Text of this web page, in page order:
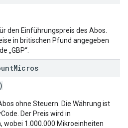
den Einführungspreis des Abos.
in britischen Pfund angegeben
„GBP“.
Micros
ohne Steuern. Die Währung ist
Der Preis wird in
wobei 1.000.000 Mikroeinheiten